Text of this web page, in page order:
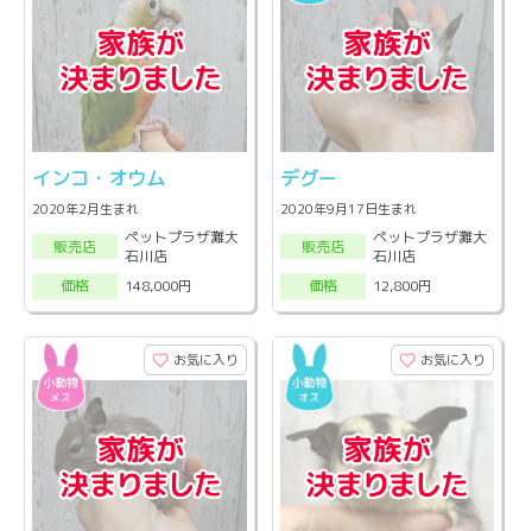
インコ・オウム
2020年2月生まれ
販売店
ペットプラザ灘大
石川店
価格
148,000円
デグー
2020年9月17日生まれ
販売店
ペットプラザ灘大
石川店
価格
12,800円
お気に入り お気に入り